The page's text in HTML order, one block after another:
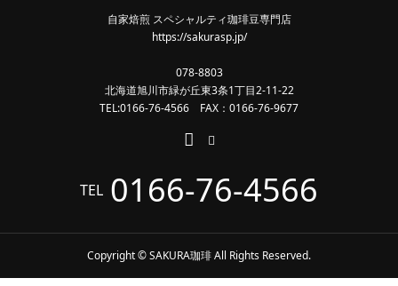
自家焙煎 スペシャルティ珈琲豆専門店
https://sakurasp.jp/
078-8803
北海道旭川市緑が丘東3条1丁目2-11-22
TEL:0166-76-4566 FAX：0166-76-9677
TEL 0166-76-4566
Copyright © SAKURA珈琲 All Rights Reserved.